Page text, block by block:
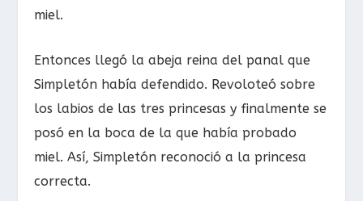
miel.
Entonces llegó la abeja reina del panal que
Simpletón había defendido. Revoloteó sobre
los labios de las tres princesas y finalmente se
posó en la boca de la que había probado
miel. Así, Simpletón reconoció a la princesa
correcta.